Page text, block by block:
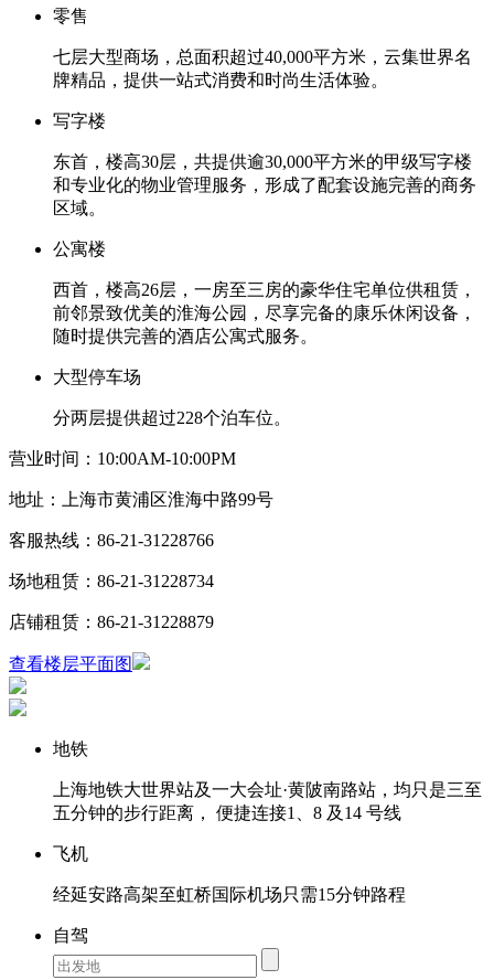
零售
七层大型商场，总面积超过40,000平方米，云集世界名
牌精品，提供一站式消费和时尚生活体验。
写字楼
东首，楼高30层，共提供逾30,000平方米的甲级写字楼
和专业化的物业管理服务，形成了配套设施完善的商务
区域。
公寓楼
西首，楼高26层，一房至三房的豪华住宅单位供租赁，
前邻景致优美的淮海公园，尽享完备的康乐休闲设备，
随时提供完善的酒店公寓式服务。
大型停车场
分两层提供超过228个泊车位。
营业时间：10:00AM-10:00PM
地址：上海市黄浦区淮海中路99号
客服热线：86-21-31228766
场地租赁：86-21-31228734
店铺租赁：86-21-31228879
查看楼层平面图
地铁
上海地铁大世界站及⼀大会址·黄陂南路站，均只是三至
五分钟的步行距离， 便捷连接1、8 及14 号线
飞机
经延安路高架至虹桥国际机场只需15分钟路程
自驾